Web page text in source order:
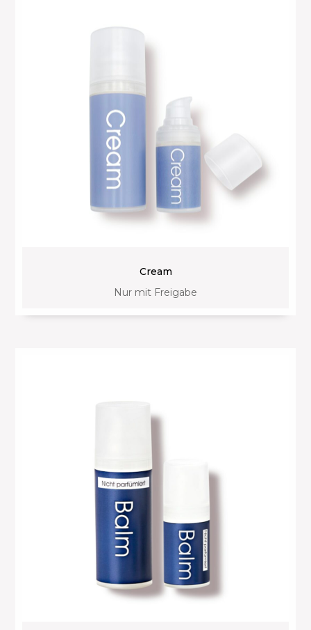
Cream
Nur mit Freigabe